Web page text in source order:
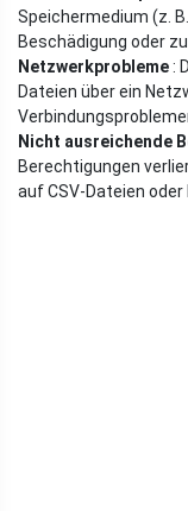
Speichermedium (z.
Beschädigung oder
Netzwerkprobleme:
Dateien über ein
Nicht ausreichende
Berechtigungen
auf CSV-Dateien